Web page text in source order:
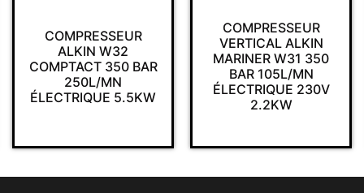
COMPRESSEUR
ALKIN W32
COMPTACT 350 BAR
250L/MN
ÉLECTRIQUE 5.5KW
COMPRESSEUR
VERTICAL ALKIN
MARINER W31 350
BAR 105L/MN
ÉLECTRIQUE 230V
2.2KW